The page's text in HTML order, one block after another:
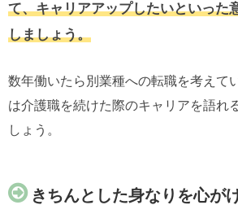
て、キャリアアップしたいといった
しましょう。
数年働いたら別業種への転職を考えて
は介護職を続けた際のキャリアを語れ
しょう。
きちんとした身なりを心が